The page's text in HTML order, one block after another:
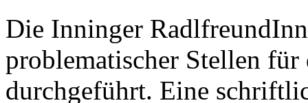
Die Inninger
problematischer Stellen
durchgeführt. Eine